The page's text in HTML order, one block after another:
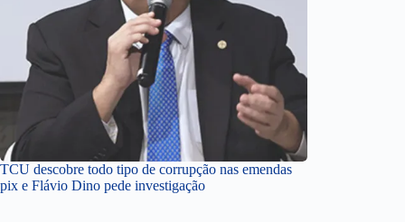
TCU descobre todo tipo de corrupção nas emendas
pix e Flávio Dino pede investigação